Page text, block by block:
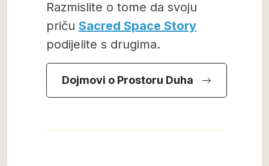
Razmislite o tome da svoju
priču Sacred Space Story
podijelite s drugima.
Dojmovi o Prostoru Duha